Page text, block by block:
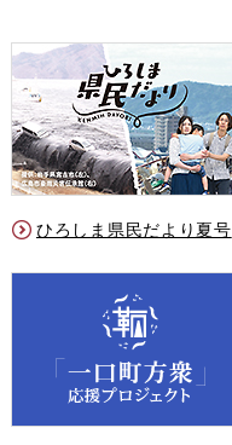
ひろしま県民だより夏号